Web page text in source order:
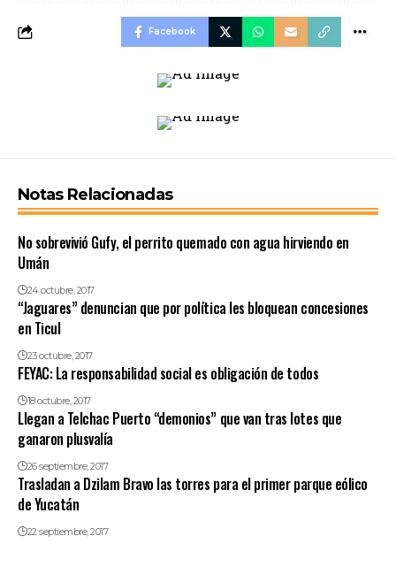
Facebook
Notas Relacionadas
No sobrevivió Gufy, el perrito quemado con agua hirviendo en
Umán
24 octubre, 2017
“Jaguares” denuncian que por política les bloquean concesiones
en Ticul
23 octubre, 2017
FEYAC: La responsabilidad social es obligación de todos
18 octubre, 2017
Llegan a Telchac Puerto “demonios” que van tras lotes que
ganaron plusvalía
26 septiembre, 2017
Trasladan a Dzilam Bravo las torres para el primer parque eólico
de Yucatán
22 septiembre, 2017